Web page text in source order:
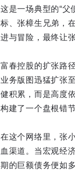
这是一场典型的“父
标、张樟生兄弟，
进与冒险，最终让
富春控股的扩张路
业务版图迅猛扩张
健积累，而是高度
构建了一个盘根错
在这个网络里，张
血渠道。当宏观经
期的巨额债务便如